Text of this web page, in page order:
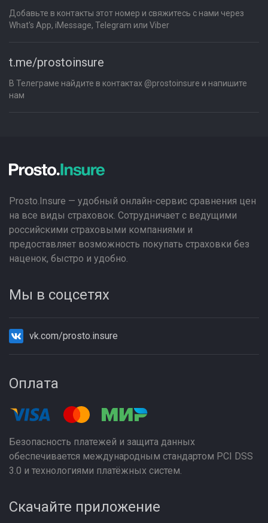
Добавьте в контакты этот номер и свяжитесь с нами через
What's App, iMessage, Telegram или Viber
t.me/prostoinsure
В Телеграме найдите в контактах @prostoinsure и напишите
нам
Prosto.Insure — удобный онлайн-сервис сравнения цен
на все виды страховок. Сотрудничает с ведущими
российскими страховыми компаниями и
предоставляет возможность покупать страховки без
наценок, быстро и удобно.
Мы в соцсетях
vk.com/prosto.insure
Оплата
Безопасность платежей и защита данных
обеспечивается международным стандартом PCI DSS
3.0 и технологиями платёжных систем.
Скачайте приложение